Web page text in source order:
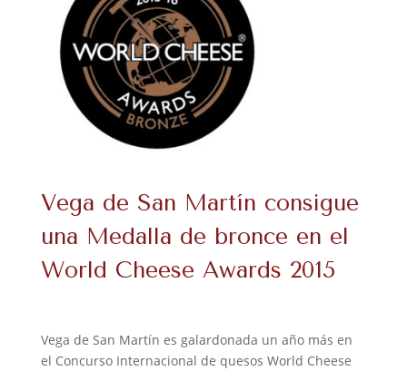
Vega de San Martín consigue
una Medalla de bronce en el
World Cheese Awards 2015
Vega de San Martín es galardonada un año más en
el Concurso Internacional de quesos World Cheese